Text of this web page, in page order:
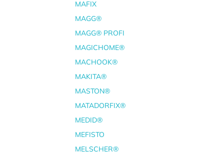
MAFIX
MAGG®
MAGG® PROFI
MAGICHOME®
MACHOOK®
MAKITA®
MASTON®
MATADORFIX®
MEDID®
MEFISTO
MELSCHER®